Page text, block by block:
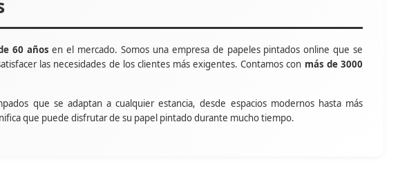
60 años en el mercado. Somos una empresa de papeles pintados online que se
las necesidades de los clientes más exigentes. Contamos con más de 3000
que se adaptan a cualquier estancia, desde espacios modernos hasta más
que puede disfrutar de su papel pintado durante mucho tiempo.